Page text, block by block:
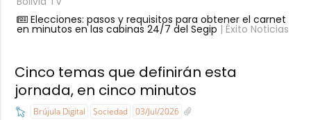
Elecciones: pasos y requisitos para obtener el carnet
en minutos en las cabinas 24/7 del Segip | Éxito Noticias
Cinco temas que definirán esta
jornada, en cinco minutos
Brújula Digital Sociedad 03/Jul/2026